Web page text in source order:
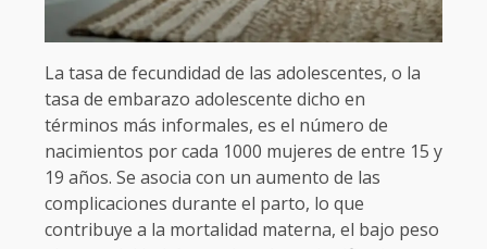
La tasa de fecundidad de las adolescentes, o la
tasa de embarazo adolescente dicho en
términos más informales, es el número de
nacimientos por cada 1000 mujeres de entre 15 y
19 años. Se asocia con un aumento de las
complicaciones durante el parto, lo que
contribuye a la mortalidad materna, el bajo peso